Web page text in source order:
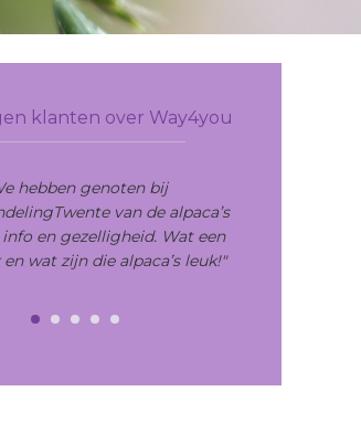
klanten over Way4you
hebben genoten bij
van de alpaca’s
info en gezelligheid. Wat een
wat zijn die alpaca’s leuk!"